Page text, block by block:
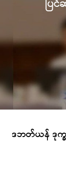
ပြင်
ဒဘတ်ယန် ဒုက္ခ